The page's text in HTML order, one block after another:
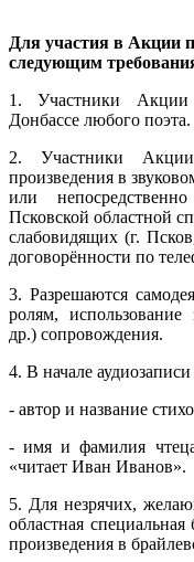
Для участия в Акции
следующим
1. Участники Акции
Донбассе любого поэта.
2. Участники
произведения в
или
Псковской областной
слабовидящих (г.
договорённости по
3. Разрешаются
ролям, использование
др.) сопровождения.
4. В начале аудиозаписи
- автор и название
- имя и фамилия
«читает Иван Иванов».
5. Для незрячих,
областная
произведения в